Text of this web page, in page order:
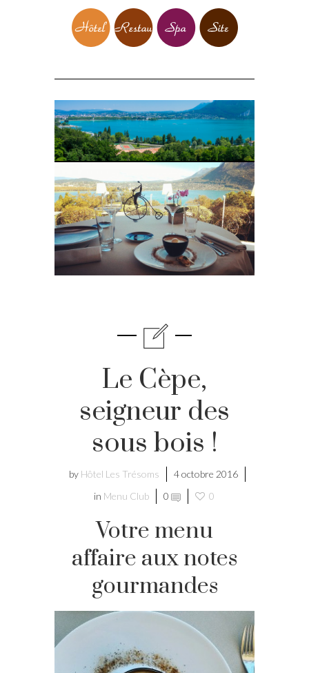
Le Cèpe,
seigneur des
sous bois !
by Hôtel Les Trésoms
4 octobre 2016
in Menu Club 0 0
Votre menu
affaire aux notes
gourmandes